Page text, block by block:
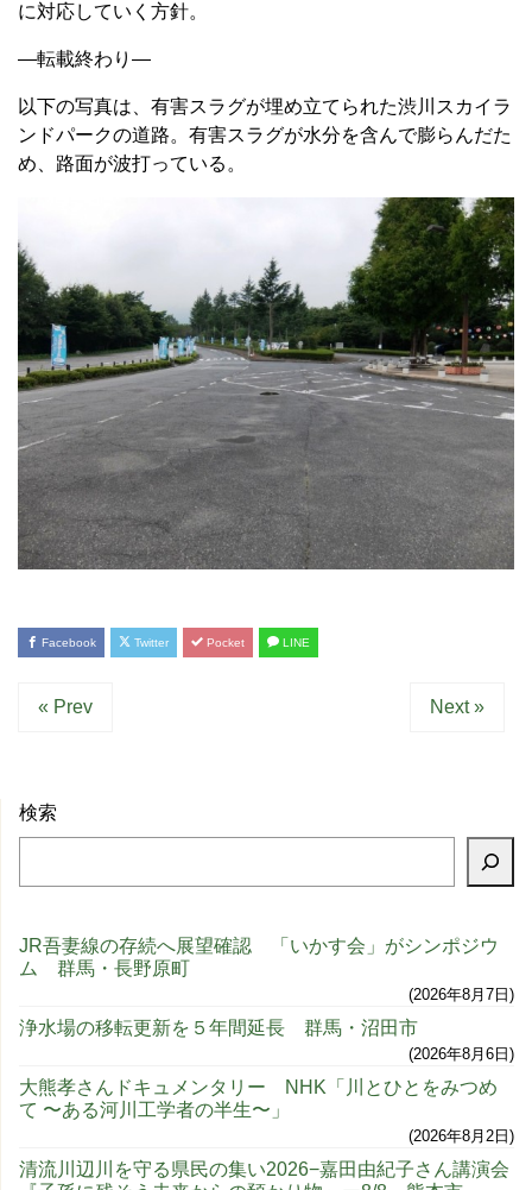
に対応していく方針。
—転載終わり—
以下の写真は、有害スラグが埋め立てられた渋川スカイラ
ンドパークの道路。有害スラグが水分を含んで膨らんだた
め、路面が波打っている。
Facebook Twitter Pocket LINE
« Prev Next »
検索
JR吾妻線の存続へ展望確認 「いかす会」がシンポジウ
ム 群馬・長野原町
2026年8月7日
浄水場の移転更新を５年間延長 群馬・沼田市
2026年8月6日
大熊孝さんドキュメンタリー NHK「川とひとをみつめ
て 〜ある河川工学者の半生〜」
2026年8月2日
清流川辺川を守る県民の集い2026−嘉田由紀子さん講演会